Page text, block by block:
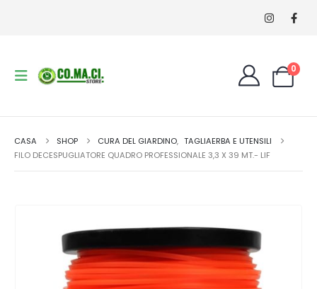
0
CASA SHOP CURA DEL GIARDINO, TAGLIAERBA E UTENSILI
FILO DECESPUGLIATORE QUADRO PROFESSIONALE 3,3 X 39 MT.- LIF